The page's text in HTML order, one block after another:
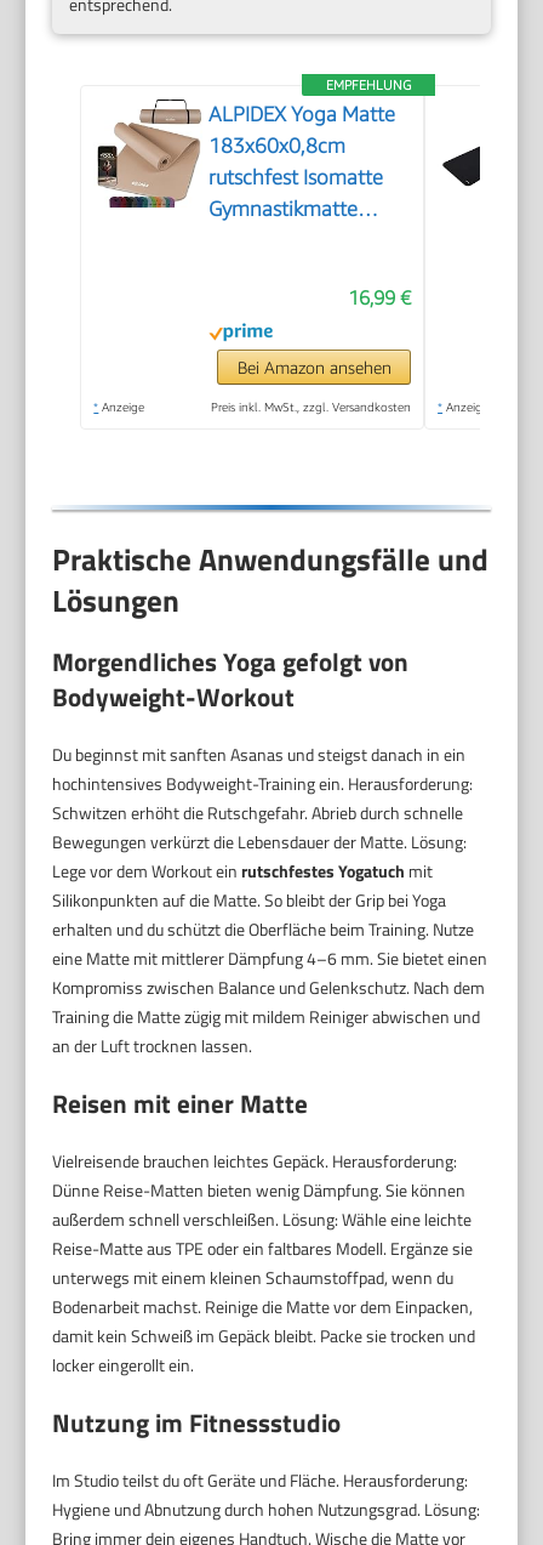
EMPFEHLUNG
ALPIDEX Yoga Matte
183x60x0,8cm
rutschfest Isomatte
Gymnastikmatte
16,99 €
Bei Amazon ansehen
* Anzeige Preis inkl. MwSt., zzgl. Versandkosten * Anzeige
Praktische Anwendungsfälle und
Lösungen
Morgendliches Yoga gefolgt von
Bodyweight-Workout
Du beginnst mit sanften Asanas und steigst danach in ein
hochintensives Bodyweight-Training ein. Herausforderung:
Schwitzen erhöht die Rutschgefahr. Abrieb durch schnelle
Bewegungen verkürzt die Lebensdauer der Matte. Lösung:
Lege vor dem Workout einrutschfestes Yogatuch mit
Silikonpunkten auf die Matte. So bleibt der Grip bei Yoga
erhalten und du schützt die Oberfläche beim Training. Nutze
eine Matte mit mittlerer Dämpfung 4–6 mm. Sie bietet einen
Kompromiss zwischen Balance und Gelenkschutz. Nach dem
Training die Matte zügig mit mildem Reiniger abwischen und
an der Luft trocknen lassen.
Reisen mit einer Matte
Vielreisende brauchen leichtes Gepäck. Herausforderung:
Dünne Reise-Matten bieten wenig Dämpfung. Sie können
außerdem schnell verschleißen. Lösung: Wähle eine leichte
Reise-Matte aus TPE oder ein faltbares Modell. Ergänze sie
unterwegs mit einem kleinen Schaumstoffpad, wenn du
Bodenarbeit machst. Reinige die Matte vor dem Einpacken,
damit kein Schweiß im Gepäck bleibt. Packe sie trocken und
locker eingerollt ein.
Nutzung im Fitnessstudio
Im Studio teilst du oft Geräte und Fläche. Herausforderung:
Hygiene und Abnutzung durch hohen Nutzungsgrad. Lösung:
Bring immer dein eigenes Handtuch. Wische die Matte vor